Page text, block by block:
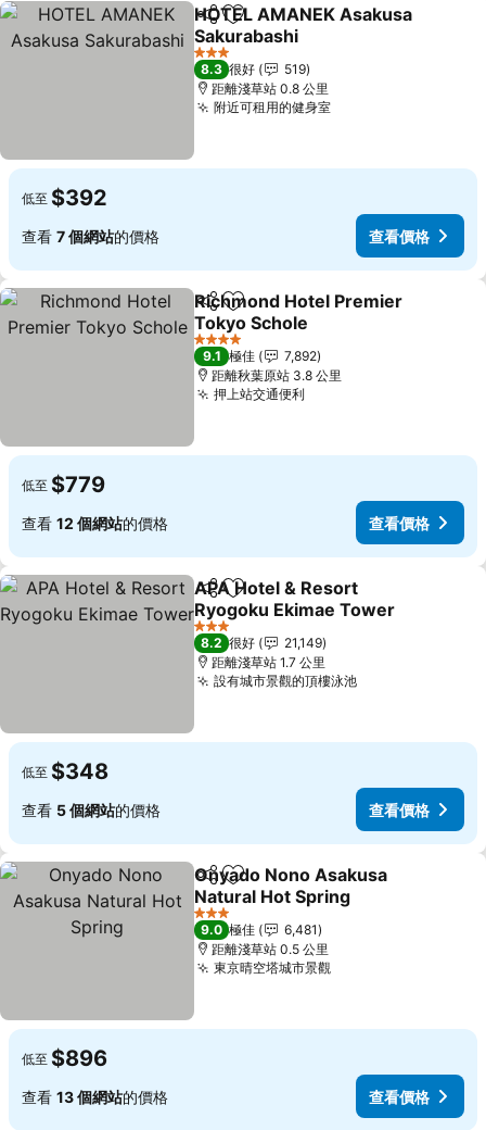
分享 放到收藏夾
HOTEL AMANEK Asakusa
Sakurabashi
3 星級
8.3 很好
519
距離淺草站 0.8 公里
附近可租用的健身室
低至 $392
查看 7 個網站的價格 查看價格
分享 放到收藏夾
Richmond Hotel Premier
Tokyo Schole
4 星級
9.1 極佳
7,892
距離秋葉原站 3.8 公里
押上站交通便利
低至 $779
查看 12 個網站的價格 查看價格
分享 放到收藏夾
APA Hotel & Resort
Ryogoku Ekimae Tower
3 星級
8.2 很好
21,149
距離淺草站 1.7 公里
設有城市景觀的頂樓泳池
低至 $348
查看 5 個網站的價格 查看價格
分享 放到收藏夾
Onyado Nono Asakusa
Natural Hot Spring
3 星級
9.0 極佳
6,481
距離淺草站 0.5 公里
東京晴空塔城市景觀
低至 $896
查看 13 個網站的價格 查看價格